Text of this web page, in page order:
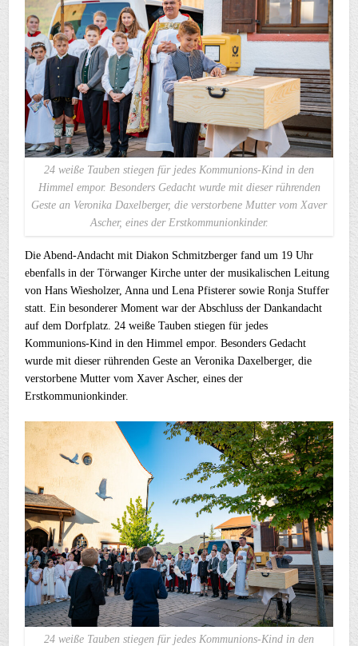
24 weiße Tauben stiegen für jedes Kommunions-Kind in den
Himmel empor. Besonders Gedacht wurde mit dieser rührenden
Geste an Veronika Daxelberger, die verstorbene Mutter vom Xaver
Ascher, eines der Erstkommunionkinder.
Die Abend-Andacht mit Diakon Schmitzberger fand um 19 Uhr
ebenfalls in der Törwanger Kirche unter der musikalischen Leitung
von Hans Wiesholzer, Anna und Lena Pfisterer sowie Ronja Stuffer
statt. Ein besonderer Moment war der Abschluss der Dankandacht
auf dem Dorfplatz. 24 weiße Tauben stiegen für jedes
Kommunions-Kind in den Himmel empor. Besonders Gedacht
wurde mit dieser rührenden Geste an Veronika Daxelberger, die
verstorbene Mutter vom Xaver Ascher, eines der
Erstkommunionkinder.
24 weiße Tauben stiegen für jedes Kommunions-Kind in den